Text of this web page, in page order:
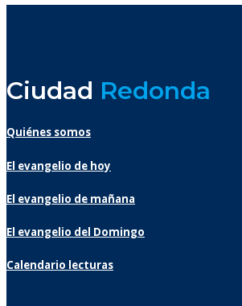
Ciudad Redonda
Quiénes somos
El evangelio de hoy
El evangelio de mañana
El evangelio del Domingo
Calendario lecturas